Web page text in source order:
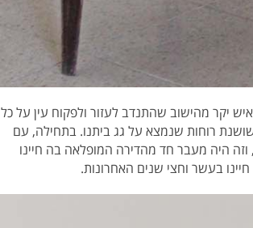
יקר מהישוב שהתנדב לעזור ולפקוח עין על כל
רוחות שנמצא על גג ביתנו. בתחילה, עם
היה מעבר חד מהדירה המופלאה בה חיינו
בעשר וחצי שנים האחרונות.